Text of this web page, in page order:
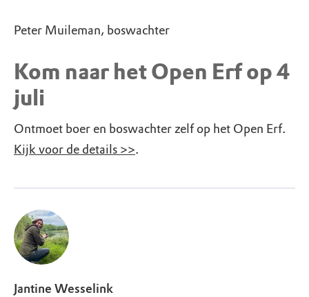
Peter Muileman, boswachter
Kom naar het Open Erf op 4
juli
Ontmoet boer en boswachter zelf op het Open Erf.
Kijk voor de details >>.
Jantine Wesselink